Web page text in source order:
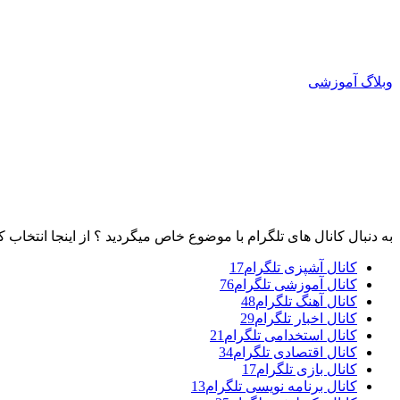
وبلاگ آموزشی
به دنبال کانال های تلگرام با موضوع خاص میگردید ؟ از اینجا انتخاب
کانال آشپزی تلگرام17
کانال آموزشی تلگرام76
کانال آهنگ تلگرام48
کانال اخبار تلگرام29
کانال استخدامی تلگرام 21
کانال اقتصادی تلگرام34
کانال بازی تلگرام17
کانال برنامه نویسی تلگرام13